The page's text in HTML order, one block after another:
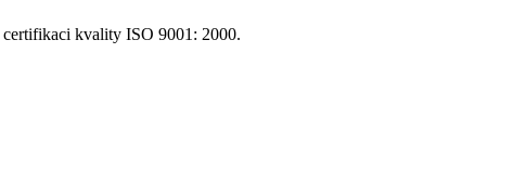
certifikaci kvality ISO 9001: 2000.